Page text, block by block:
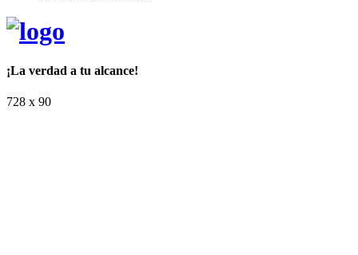
¡La verdad a tu alcance!
728 x 90